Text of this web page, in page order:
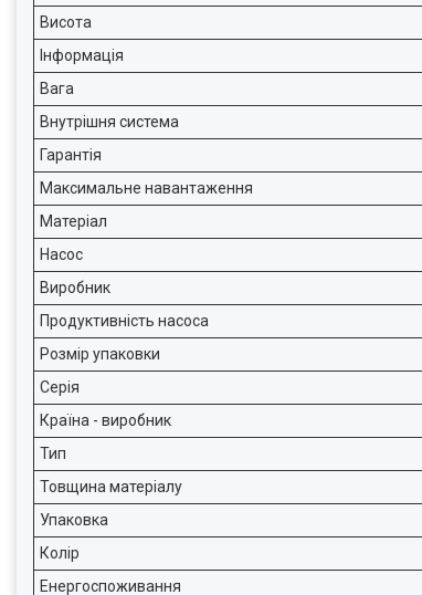
Висота
Інформація
Вага
Внутрішня система
Гарантія
Максимальне навантаження
Матеріал
Насос
Виробник
Продуктивність насоса
Розмір упаковки
Серія
Країна - виробник
Тип
Товщина матеріалу
Упаковка
Колір
Енергоспоживання